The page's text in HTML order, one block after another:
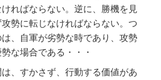
ればならない。逆に、勝機を見
勢に転じなければならない。つ
、自軍が劣勢な時であり、攻勢
な場合である・・・
、すかさず、行動する価値があ